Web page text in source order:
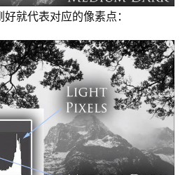
注册
章就代表对应的像素点：